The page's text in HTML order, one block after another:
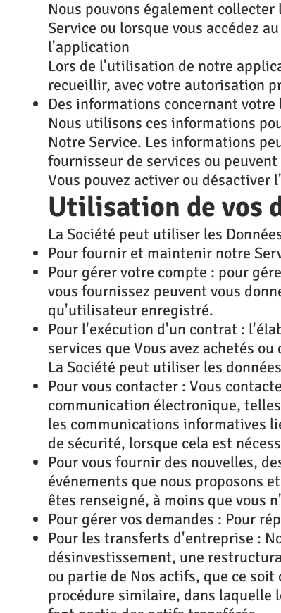
Nous pouvons également
Service ou lorsque vous accédez
l'application
Lors de l'utilisation de notre
recueillir, avec votre autorisation
Des informations concernant
Nous utilisons ces informations
Notre Service. Les informations
fournisseur de services ou
Vous pouvez activer ou
Utilisation de vos
La Société peut utiliser les
Pour fournir et maintenir notre
Pour gérer votre compte : pour
vous fournissez peuvent vous
qu'utilisateur enregistré.
Pour l'exécution d'un contrat :
services que Vous avez achetés
La Société peut utiliser les
Pour vous contacter : Vous
communication électronique,
les communications informatives
de sécurité, lorsque cela est
Pour vous fournir des nouvelles,
événements que nous proposons
êtes renseigné, à moins que vous
Pour gérer vos demandes : Pour
Pour les transferts d'entreprise :
désinvestissement, une
ou partie de Nos actifs, que ce
procédure similaire, dans laquelle